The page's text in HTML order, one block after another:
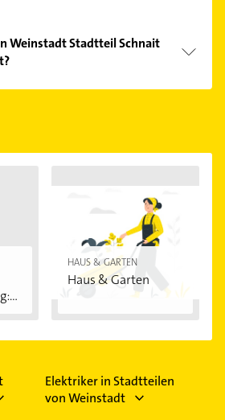
Weinstadt Stadtteil Schnait
finden Sie alleÖffnungszeiten.
können.
HAUS & GARTEN
Haus & Garten
Elektriker in Stadtteilen
von Weinstadt